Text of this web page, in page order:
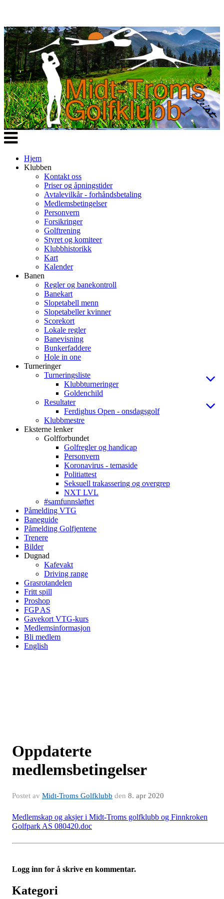
Veksle
navigasjon
Hjem
Klubben
Kontakt oss
Priser og åpningstider
Avtalevilkår - forhåndsbetaling
Medlemsbetingelser
Personvern
Forsikringer
Golftrening
Styret og komiteer
Klubbhistorikk
Kart
Kalender
Banen
Regler og banekontroll
Banekart
Slopetabell menn
Slopetabeller kvinner
Scorekort
Lokale regler
Banevisning
Bunkerfaddere
Hole in one
Turneringer
Turneringsliste
Klubbturneringer
Goldenchild
Resultater
Ferdighus Open - onsdagsgolf
Klubbmestre
Eksterne lenker
Golfforbundet
Golfregler og handicap
Personvern
Koronavirus - temaside
Politiattest
Seksuell trakassering og overgrep
NXT LVL
#samfunnsløftet
Påmelding VTG
Baneguide
Påmelding Golfjentene
Trenere
Bilder
Dugnad
Kafevakt
Driving range
Grasrotandelen
Fritt spill
Proshop
FGP AS
Gavekort VTG-kurs
Medlemsinformasjon
Bli medlem
English
Oppdaterte
medlemsbetingelser
Postet av Midt-Troms Golfklubb den 8. apr 2020
Medlemskap og aksjer i Midt-Troms golfklubb og Finnkroken
Golfpark AS 080420.doc
Logg inn for å skrive en kommentar.
Kategori